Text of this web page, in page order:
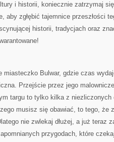
i ‍historii, koniecznie zatrzymaj
aby‌ zgłębić ‌tajemnice ⁤przeszłości
historii, tradycjach oraz
miasteczko Bulwar,⁣ gdzie czas
Przejście‌ przez jego
targu to tylko kilka z‌ niezliczonych
musisz się obawiać, to ‌tego, że
nie zwlekaj dłużej, ‍a już teraz
⁢przygodach, ⁤które